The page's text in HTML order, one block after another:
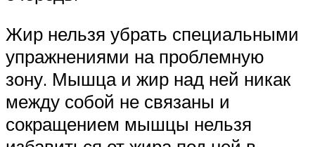
Жир нельзя убрать специальными
упражнениями на проблемную
зону. Мышца и жир над ней никак
между собой не связаны и
сокращением мышцы нельзя